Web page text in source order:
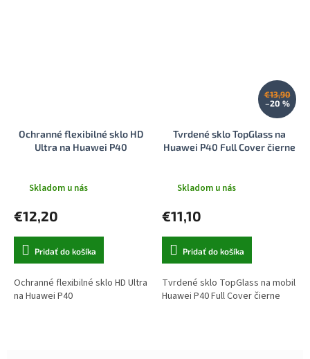
Ochranné flexibilné sklo HD
Ultra na Huawei P40
Skladom u nás
€12,20
Pridať do košíka
Ochranné flexibilné sklo HD Ultra
na Huawei P40
€13,90
–20 %
Tvrdené sklo TopGlass na
Huawei P40 Full Cover čierne
Skladom u nás
€11,10
Pridať do košíka
Tvrdené sklo TopGlass na mobil
Huawei P40 Full Cover čierne